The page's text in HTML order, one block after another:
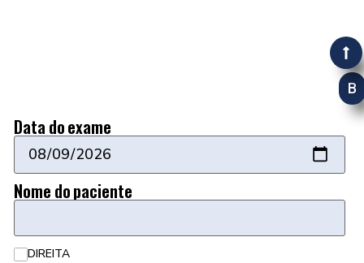
Data do exame
Nome do paciente
DIREITA
B